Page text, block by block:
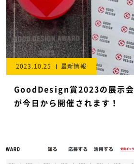
2023.10.25 最新情報
GoodDesign賞2023の展示会
が今日から開催されます！